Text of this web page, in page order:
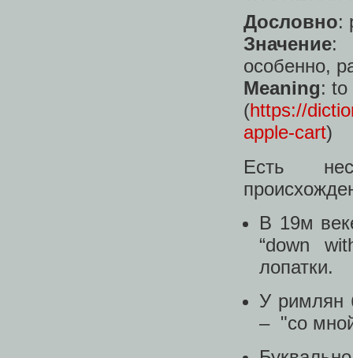
Дословно:
Значение:
особенно,
Meaning: to
(https://
apple-cart)
Есть
В 19м
“down
лопатки.
У римлян
– "со